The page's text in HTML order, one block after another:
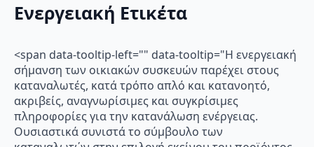
Ενεργειακή Ετικέτα
<span data-tooltip-left="" data-tooltip="Η ενεργειακή
σήμανση των οικιακών συσκευών παρέχει στους
καταναλωτές, κατά τρόπο απλό και κατανοητό,
ακριβείς, αναγνωρίσιμες και συγκρίσιμες
πληροφορίες για την κατανάλωση ενέργειας.
Ουσιαστικά συνιστά το σύμβουλο των